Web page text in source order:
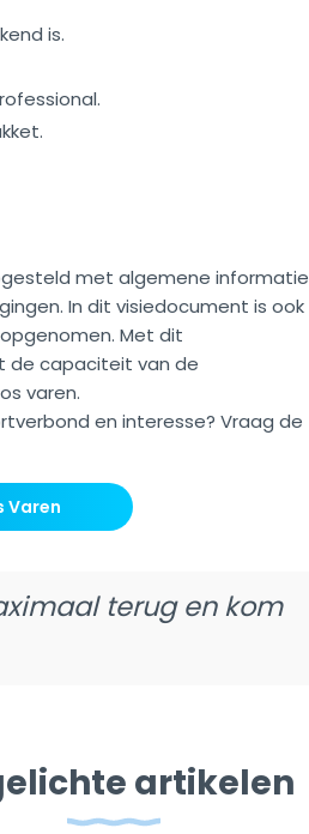
is.
met algemene informatie
In dit visiedocument is ook
Met dit
de capaciteit van de
varen.
en interesse? Vraag de
Varen
terug en kom
artikelen